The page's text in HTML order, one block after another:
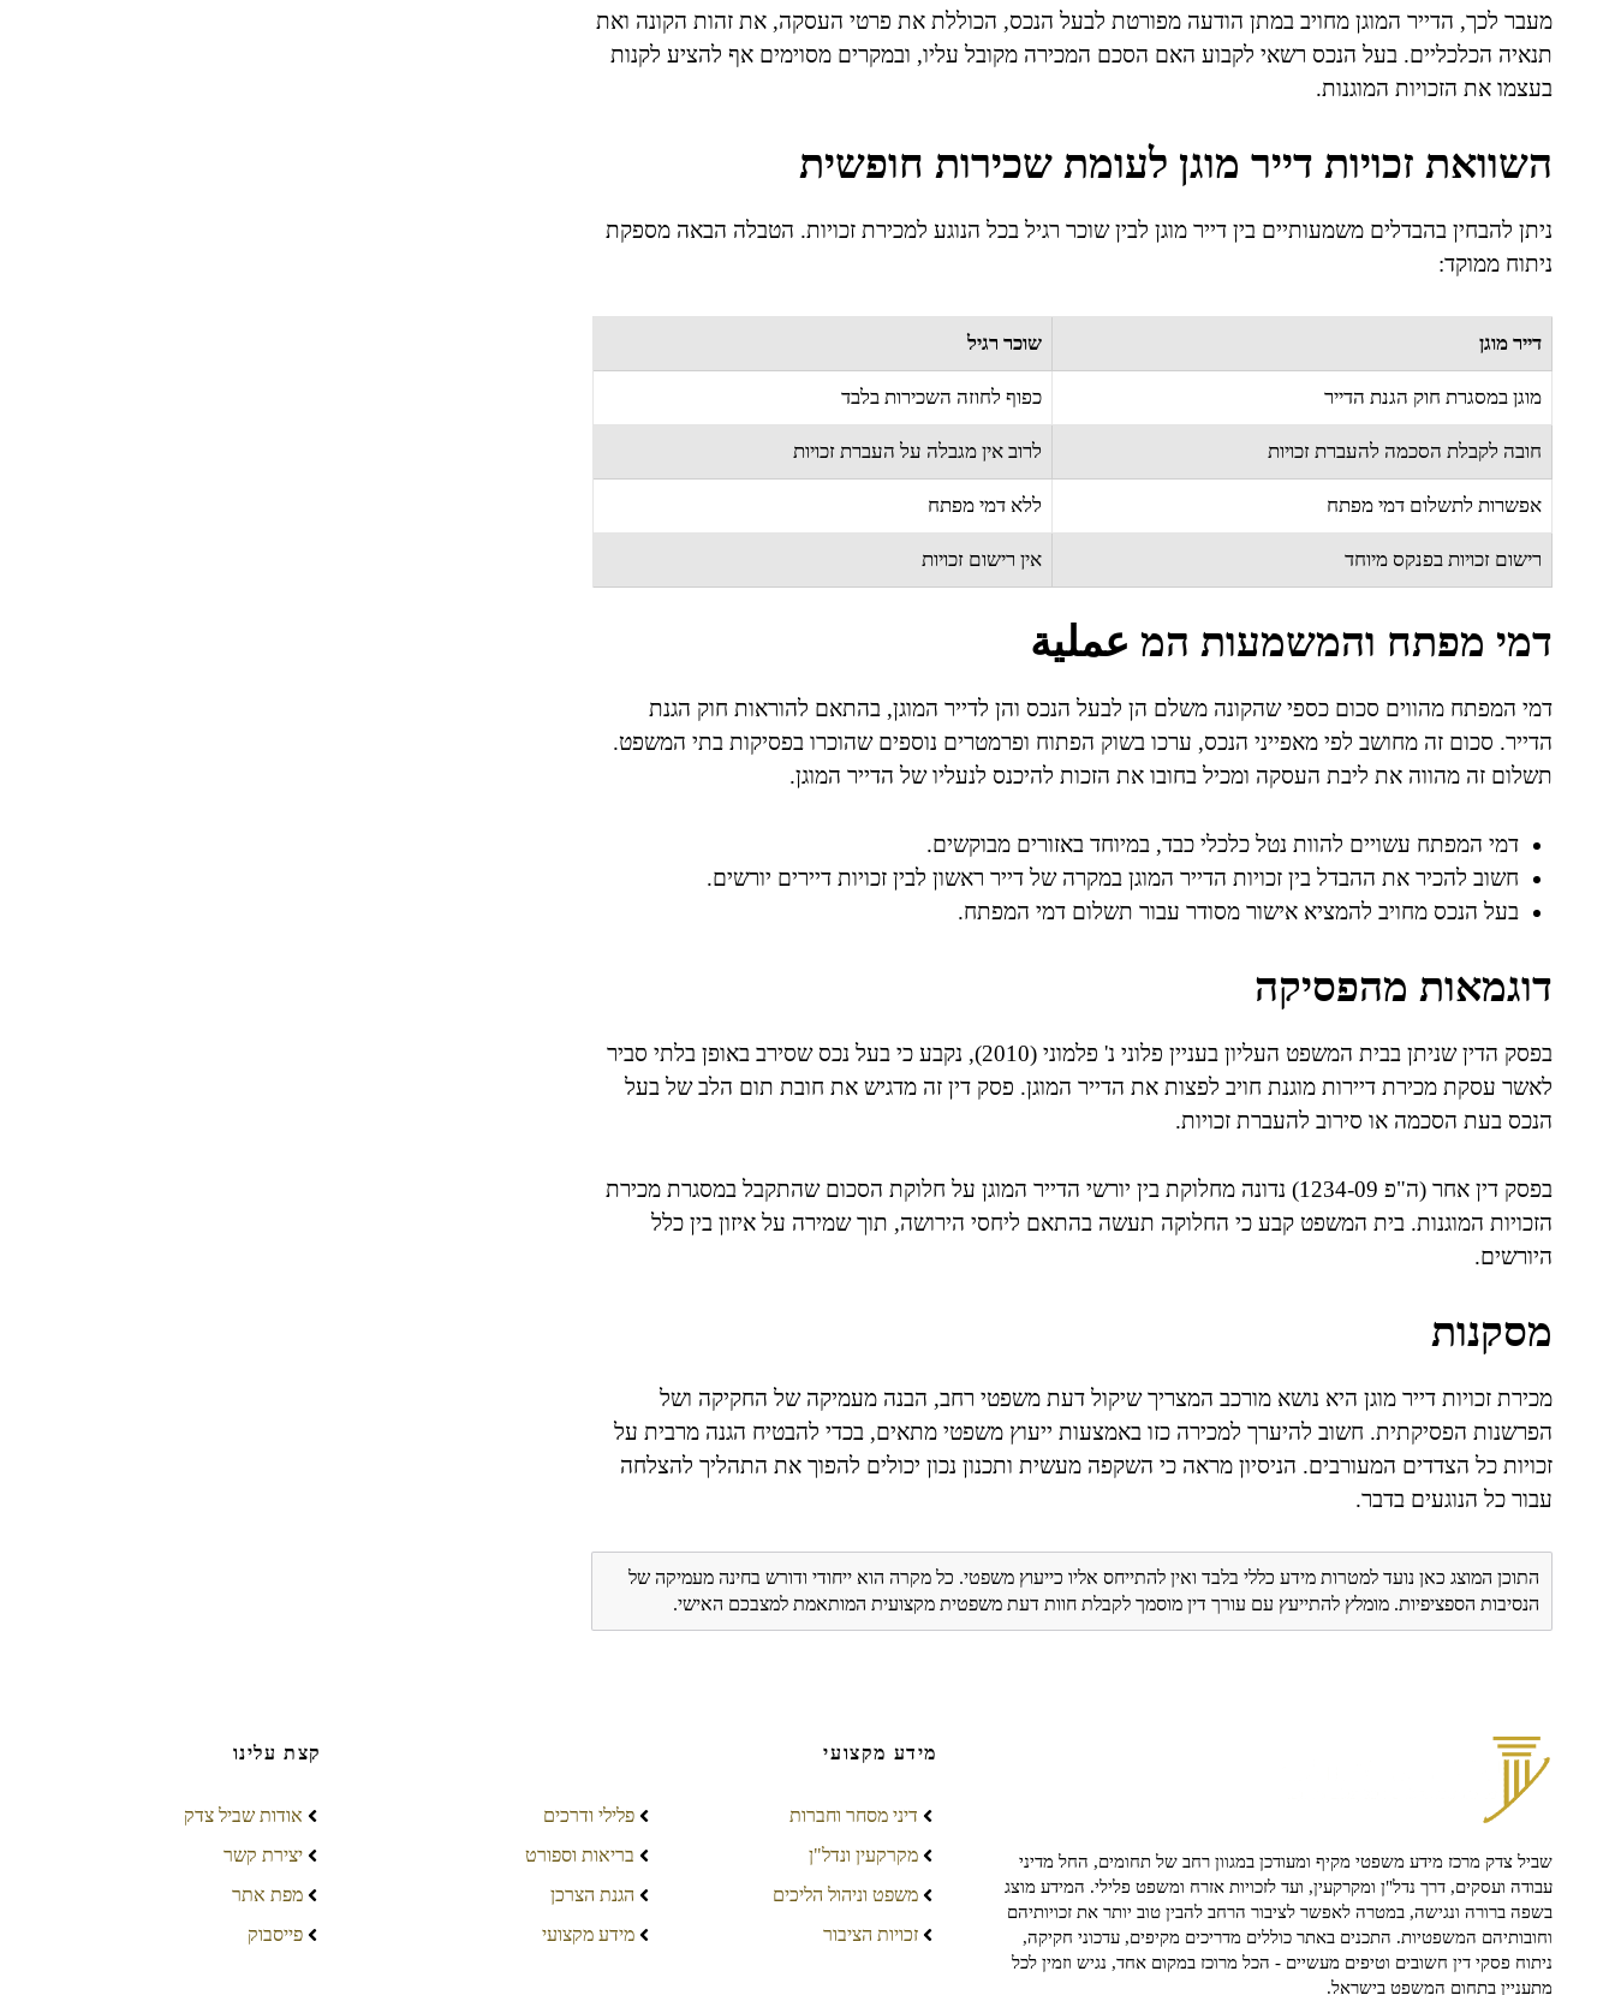
מעבר לכך, הדייר המוגן מחויב במתן הודעה מפורטת לבעל הנכס, הכוללת את פרטי העסקה, את זהות הקונה ואת
תנאיה הכלכליים. בעל הנכס רשאי לקבוע האם הסכם המכירה מקובל עליו, ובמקרים מסוימים אף להציע לקנות
בעצמו את הזכויות המוגנות.
השוואת זכויות דייר מוגן לעומת שכירות חופשית
ניתן להבחין בהבדלים משמעותיים בין דייר מוגן לבין שוכר רגיל בכל הנוגע למכירת זכויות. הטבלה הבאה מספקת
ניתוח ממוקד:
דייר מוגן שוכר רגיל
מוגן במסגרת חוק הגנת הדייר כפוף לחוזה השכירות בלבד
חובה לקבלת הסכמה להעברת זכויות לרוב אין מגבלה על העברת זכויות
אפשרות לתשלום דמי מפתח ללא דמי מפתח
רישום זכויות בפנקס מיוחד אין רישום זכויות
דמי מפתח והמשמעות המ عملیة
דמי המפתח מהווים סכום כספי שהקונה משלם הן לבעל הנכס והן לדייר המוגן, בהתאם להוראות חוק הגנת
הדייר. סכום זה מחושב לפי מאפייני הנכס, ערכו בשוק הפתוח ופרמטרים נוספים שהוכרו בפסיקות בתי המשפט.
תשלום זה מהווה את ליבת העסקה ומכיל בחובו את הזכות להיכנס לנעליו של הדייר המוגן.
דמי המפתח עשויים להוות נטל כלכלי כבד, במיוחד באזורים מבוקשים.
חשוב להכיר את ההבדל בין זכויות הדייר המוגן במקרה של דייר ראשון לבין זכויות דיירים יורשים.
בעל הנכס מחויב להמציא אישור מסודר עבור תשלום דמי המפתח.
דוגמאות מהפסיקה
בפסק הדין שניתן בבית המשפט העליון בעניין פלוני נ' פלמוני (2010), נקבע כי בעל נכס שסירב באופן בלתי סביר
לאשר עסקת מכירת דיירות מוגנת חויב לפצות את הדייר המוגן. פסק דין זה מדגיש את חובת תום הלב של בעל
הנכס בעת הסכמה או סירוב להעברת זכויות.
בפסק דין אחר (ה"פ 1234-09) נדונה מחלוקת בין יורשי הדייר המוגן על חלוקת הסכום שהתקבל במסגרת מכירת
הזכויות המוגנות. בית המשפט קבע כי החלוקה תעשה בהתאם ליחסי הירושה, תוך שמירה על איזון בין כלל
היורשים.
מסקנות
מכירת זכויות דייר מוגן היא נושא מורכב המצריך שיקול דעת משפטי רחב, הבנה מעמיקה של החקיקה ושל
הפרשנות הפסיקתית. חשוב להיערך למכירה כזו באמצעות ייעוץ משפטי מתאים, בכדי להבטיח הגנה מרבית על
זכויות כל הצדדים המעורבים. הניסיון מראה כי השקפה מעשית ותכנון נכון יכולים להפוך את התהליך להצלחה
עבור כל הנוגעים בדבר.
התוכן המוצג כאן נועד למטרות מידע כללי בלבד ואין להתייחס אליו כייעוץ משפטי. כל מקרה הוא ייחודי ודורש בחינה מעמיקה של
הנסיבות הספציפיות. מומלץ להתייעץ עם עורך דין מוסמך לקבלת חוות דעת משפטית מקצועית המותאמת למצבכם האישי.
שביל צדק מרכז מידע משפטי מקיף ומעודכן במגוון רחב של תחומים, החל מדיני
עבודה ועסקים, דרך נדל"ן ומקרקעין, ועד לזכויות אזרח ומשפט פלילי. המידע מוצג
בשפה ברורה ונגישה, במטרה לאפשר לציבור הרחב להבין טוב יותר את זכויותיהם
וחובותיהם המשפטיות. התכנים באתר כוללים מדריכים מקיפים, עדכוני חקיקה,
ניתוח פסקי דין חשובים וטיפים מעשיים - הכל מרוכז במקום אחד, נגיש וזמין לכל
מתעניין בתחום המשפט בישראל.
מידע מקצועי
דיני מסחר וחברות
מקרקעין ונדל"ן
משפט וניהול הליכים
זכויות הציבור
פלילי ודרכים
בריאות וספורט
הגנת הצרכן
מידע מקצועי
קצת עלינו
אודות שביל צדק
יצירת קשר
מפת אתר
פייסבוק